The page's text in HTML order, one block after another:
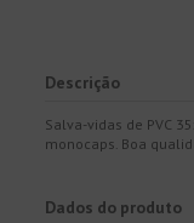
Descrição
Salva-vidas de PVC
monocaps. Boa
Dados do produto